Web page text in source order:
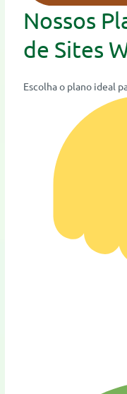
Nossos
de Sites
Escolha o plano ideal